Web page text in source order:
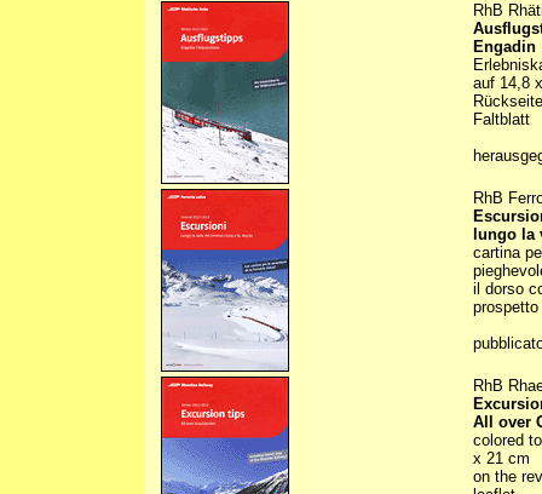
RhB
Engadin
auf 14,8
Faltblatt
RhB
lungo la
cartina
il dorso
RhB
All over
colored
x 21 cm
on the